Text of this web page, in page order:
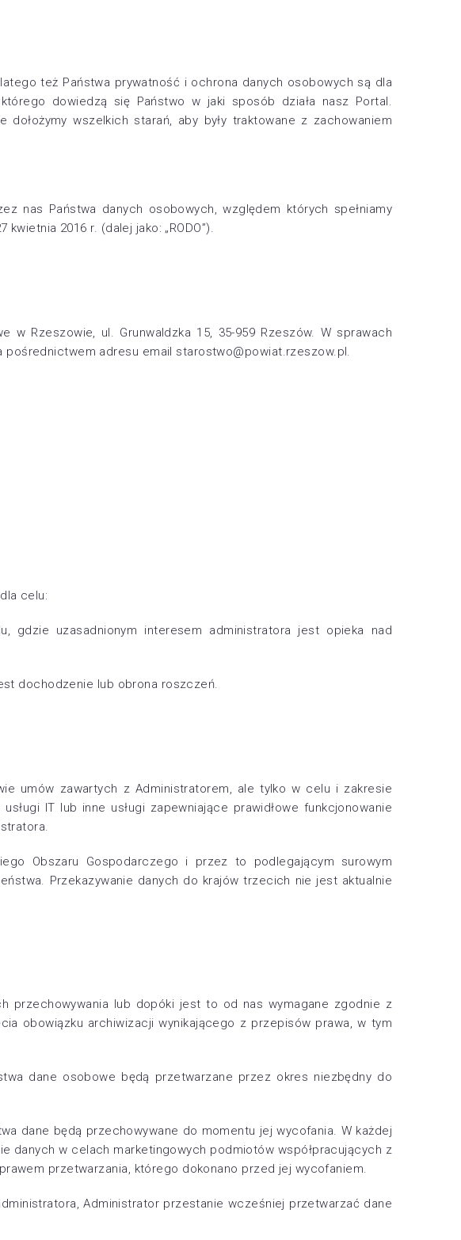
też Państwa prywatność i ochrona danych osobowych są dla
dowiedzą się Państwo w jaki sposób działa nasz Portal.
wszelkich starań, aby były traktowane z zachowaniem
nas Państwa danych osobowych, względem których spełniamy
2016 r. (dalej jako: „RODO”).
w Rzeszowie, ul. Grunwaldzka 15, 35-959 Rzeszów. W sprawach
adresu email starostwo@powiat.rzeszow.pl.
celu:
gdzie uzasadnionym interesem administratora jest opieka nad
dochodzenie lub obrona roszczeń.
umów zawartych z Administratorem, ale tylko w celu i zakresie
IT lub inne usługi zapewniające prawidłowe funkcjonowanie
Obszaru Gospodarczego i przez to podlegającym surowym
Przekazywanie danych do krajów trzecich nie jest aktualnie
przechowywania lub dopóki jest to od nas wymagane zgodnie z
obowiązku archiwizacji wynikającego z przepisów prawa, w tym
dane osobowe będą przetwarzane przez okres niezbędny do
dane będą przechowywane do momentu jej wycofania. W każdej
danych w celach marketingowych podmiotów współpracujących z
przetwarzania, którego dokonano przed jej wycofaniem.
Administrator przestanie wcześniej przetwarzać dane